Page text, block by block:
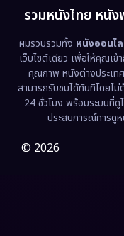
Family ครอบครัว
Fantasy จินตนาก
Fiction
Film
Gothic
รวมหนังไทย หนัง
ผมรวบรวมทั้ง หนังออนไ
เว็บไซต์เดียว เพื่อให้คุณเข้
คุณภาพ หนังต่างประเ
สามารถรับชมได้ทันทีโดยไ
24 ชั่วโมง พร้อมระบบที่
ประสบการณ์การดู
© 2026